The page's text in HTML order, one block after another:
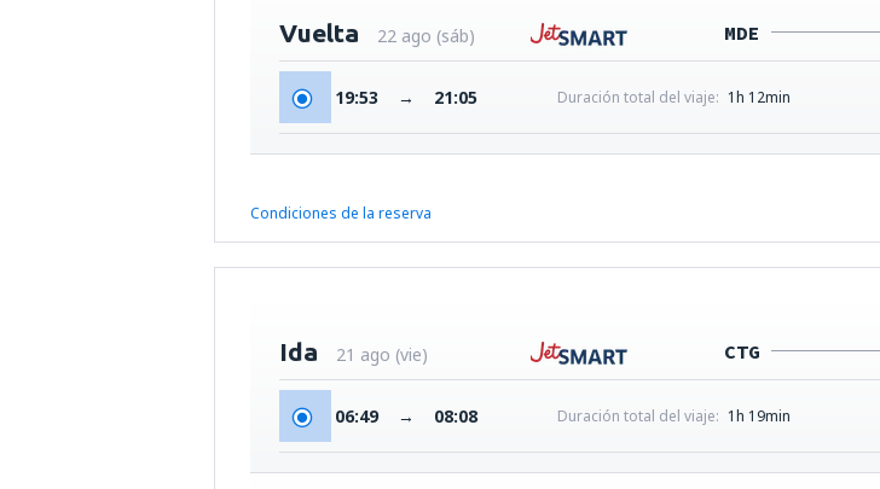
Vuelta 22 ago (sáb) MDE
19:53 → 21:05 Duración total del viaje: 1h 12min
Condiciones de la reserva
Ida 21 ago (vie) CTG
06:49 → 08:08 Duración total del viaje: 1h 19min